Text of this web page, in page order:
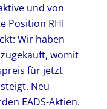
und von
Position RHI
Wir haben
womit
für jetzt
Neu
EADS-Aktien.